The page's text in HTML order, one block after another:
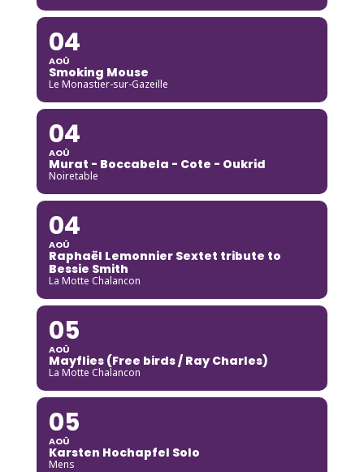
04
AOÛ
Smoking Mouse
Le Monastier-sur-Gazeille
04
AOÛ
Murat - Boccabela - Cote - Oukrid
Noiretable
04
AOÛ
Raphaël Lemonnier Sextet tribute to
Bessie Smith
La Motte Chalancon
05
AOÛ
Mayflies (Free birds / Ray Charles)
La Motte Chalancon
05
AOÛ
Karsten Hochapfel Solo
Mens